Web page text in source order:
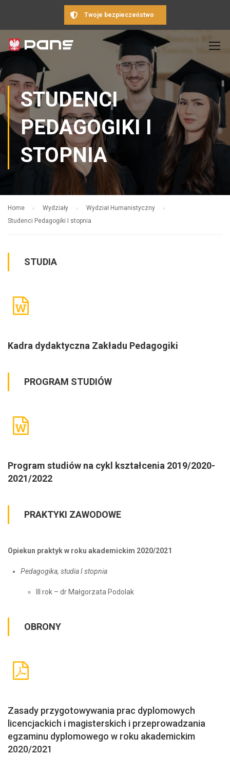
Twoje bezpieczeństwo
STUDENCI
PEDAGOGIKI I
STOPNIA
Home Wydziały
Wydział Humanistyczny
Studenci Pedagogiki I stopnia
STUDIA
Kadra dydaktyczna Zakładu Pedagogiki
PROGRAM STUDIÓW
Program studiów na cykl kształcenia 2019/2020-
2021/2022
PRAKTYKI ZAWODOWE
Opiekun praktyk w roku akademickim 2020/2021
Pedagogika, studia I stopnia
III rok – dr Małgorzata Podolak
OBRONY
Zasady przygotowywania prac dyplomowych
licencjackich i magisterskich i przeprowadzania
egzaminu dyplomowego w roku akademickim
2020/2021